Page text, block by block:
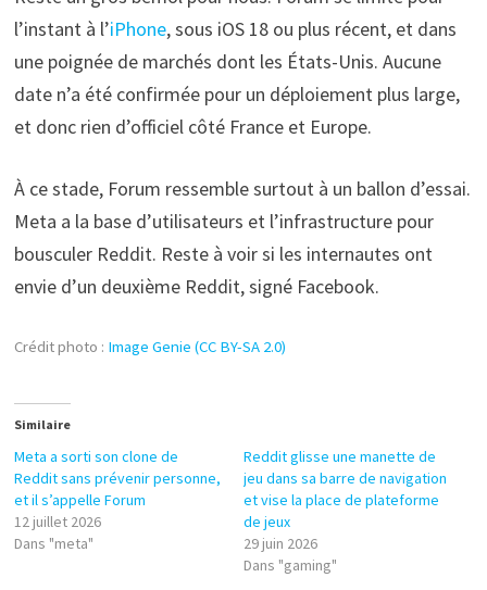
l’instant à l’iPhone, sous iOS 18 ou plus récent, et dans
une poignée de marchés dont les États-Unis. Aucune
date n’a été confirmée pour un déploiement plus large,
et donc rien d’officiel côté France et Europe.
À ce stade, Forum ressemble surtout à un ballon d’essai.
Meta a la base d’utilisateurs et l’infrastructure pour
bousculer Reddit. Reste à voir si les internautes ont
envie d’un deuxième Reddit, signé Facebook.
Crédit photo : Image Genie (CC BY-SA 2.0)
Similaire
Meta a sorti son clone de
Reddit sans prévenir personne,
et il s’appelle Forum
12 juillet 2026
Dans "meta"
Reddit glisse une manette de
jeu dans sa barre de navigation
et vise la place de plateforme
de jeux
29 juin 2026
Dans "gaming"